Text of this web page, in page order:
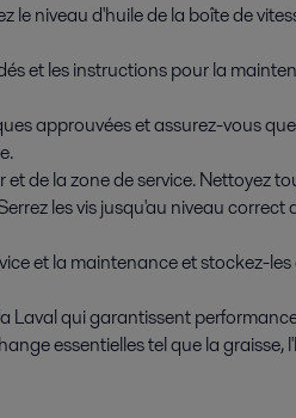
le niveau d'huile de la boîte de
et les instructions pour la
approuvées et assurez-vous
de la zone de service. Nettoyez
les vis jusqu'au niveau correct
et la maintenance et stockez-
Laval qui garantissent
essentielles tel que la graisse,